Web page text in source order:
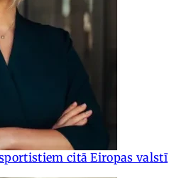
citā Eiropas valstī